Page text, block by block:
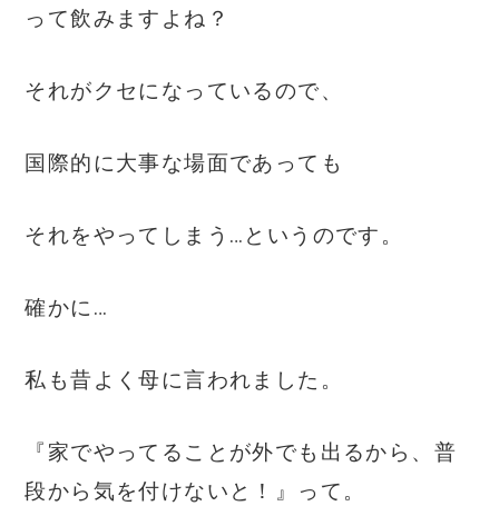
って飲みますよね？
それがクセになっているので、
国際的に大事な場面であっても
それをやってしまう…というのです。
確かに…
私も昔よく母に言われました。
『家でやってることが外でも出るから、普
段から気を付けないと！』って。